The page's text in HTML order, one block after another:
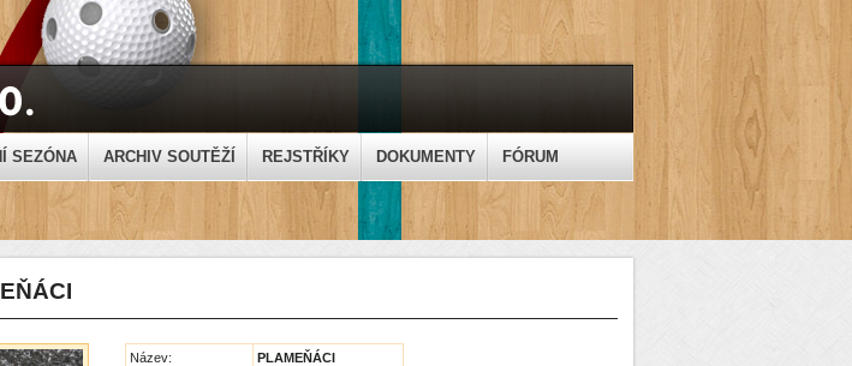
SEZÓNA ARCHIV SOUTĚŽÍ REJSTŘÍKY DOKUMENTY FÓRUM
Název: PLAMEŇÁCI